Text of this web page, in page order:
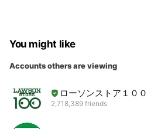
You might like
Accounts others are viewing
ローソンストア１００
2,718,389 friends